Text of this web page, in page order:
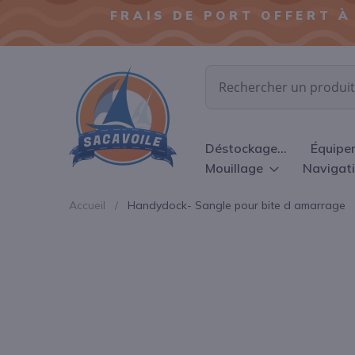
FRAIS DE PORT OFFERT
Chercher
Déstockage...
Mouillage
Accueil Handydock- Sangle pour bite d amarrage